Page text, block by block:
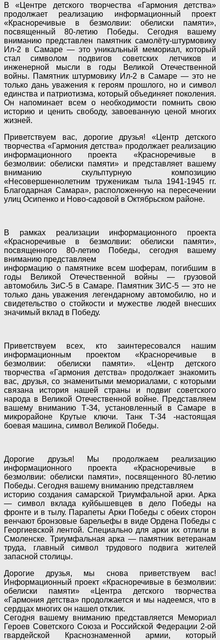
В «Центре детского творчества «Гармония детства»
продолжает реализацию информационный проект
«Красноречивые в безмолвии: обелиски памяти»,
посвященный 80-летию Победы. Сегодня вашему
вниманию представлен памятник самолёту-штурмовику
Ил-2 в Самаре — это уникальный мемориал, который
стал символом подвигов советских летчиков и
инженерной мысли в годы Великой Отечественной
войны. Памятник штурмовику Ил-2 в Самаре — это не
только дань уважения к героям прошлого, но и символ
единства и патриотизма, который объединяет поколения.
Он напоминает всем о необходимости помнить свою
историю и ценить свободу, завоеванную ценой многих
жизней.
Приветствуем вас, дорогие друзья! «Центр детского
творчества «Гармония детства» продолжает реализацию
информационного проекта «Красноречивые в
безмолвии: обелиски памяти» и представляет вашему
вниманию скульптурную композицию
«Несовершеннолетним труженикам тыла 1941-1945 гг.
Благодарная Самара», расположенную на пересечении
улиц Осипенко и Ново-садовой в Октябрьском районе.
В рамках реализации информационного проекта
«Красноречивые в безмолвии: обелиски памяти»,
посвященного 80-летию Победы, сегодня вашему
вниманию представляем
информацию о памятнике всем шоферам, погибшим в
годы Великой Отечественной войны — грузовой
автомобиль ЗиС-5 в Самаре. Памятник ЗИС-5 — это не
только дань уважения легендарному автомобилю, но и
свидетельство о стойкости и мужестве людей внесших
значимый вклад в Победу.
Приветствуем всех, кто заинтересовался нашим
информационным проектом «Красноречивые в
безмолвии: обелиски памяти». «Центр детского
творчества «Гармония детства» продолжает знакомить
вас, друзья, со знаменитыми мемориалами, с которыми
связана история нашей страны и подвиг советского
народа в Великой Отечественной войне. Представляем
вашему вниманию Т-34, установленный в Самаре в
микрорайоне Крутые ключи. Танк Т-34 -настоящая
боевая машина, символ Великой Победы.
Дорогие друзья! Мы продолжаем реализацию
информационного проекта «Красноречивые в
безмолвии: обелиски памяти», посвященного 80-летию
Победы. Сегодня вашему вниманию представляем
историю создания самарской Триумфальной арки. Арка
— символ вклада куйбышевцев в дело Победы на
фронте и в тылу. Парапеты Арки Победы с обеих сторон
венчают бронзовые барельефы в виде Ордена Победы с
Георгиевской лентой. Специально для арки их отлили в
Смоленске. Триумфальная арка — памятник ветеранам
труда, главный символ трудового подвига жителей
запасной столицы.
Дорогие друзья, мы снова приветствуем вас!
Информационный проект «Красноречивые в безмолвии:
обелиски памяти» «Центра детского творчества
«Гармония детства» продолжается и мы надеемся, что в
сердцах многих он нашел отклик.
Сегодня вашему вниманию представляется Мемориал
Героев Советского Союза и Российской Федерации 2-ой
гвардейской Краснознаменной армии, который